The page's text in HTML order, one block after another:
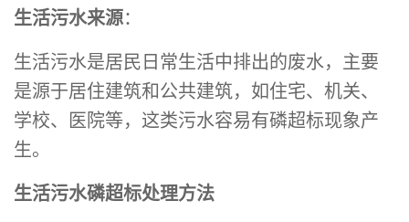
生活污水来源：
生活污水是居民日常生活中排出的废水，主要
是源于居住建筑和公共建筑，如住宅、机关、
学校、医院等，这类污水容易有磷超标现象产
生。
生活污水磷超标处理方法